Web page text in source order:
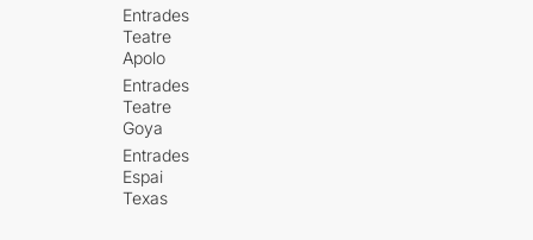
Entrades
Teatre
Apolo
Entrades
Teatre
Goya
Entrades
Espai
Texas